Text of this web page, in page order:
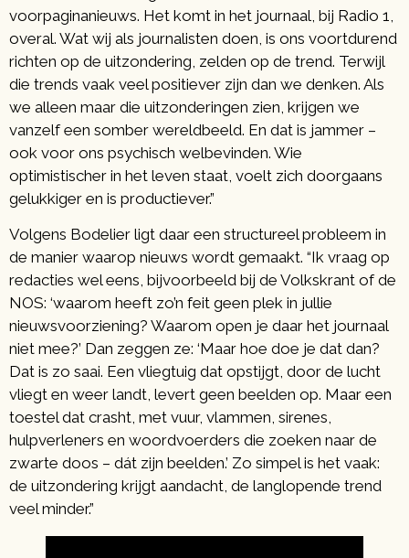
voorpaginanieuws. Het komt in het journaal, bij Radio 1,
overal. Wat wij als journalisten doen, is ons voortdurend
richten op de uitzondering, zelden op de trend. Terwijl
die trends vaak veel positiever zijn dan we denken. Als
we alleen maar die uitzonderingen zien, krijgen we
vanzelf een somber wereldbeeld. En dat is jammer –
ook voor ons psychisch welbevinden. Wie
optimistischer in het leven staat, voelt zich doorgaans
gelukkiger en is productiever.”
Volgens Bodelier ligt daar een structureel probleem in
de manier waarop nieuws wordt gemaakt. “Ik vraag op
redacties wel eens, bijvoorbeeld bij de Volkskrant of de
NOS: ‘waarom heeft zo’n feit geen plek in jullie
nieuwsvoorziening? Waarom open je daar het journaal
niet mee?’ Dan zeggen ze: ‘Maar hoe doe je dat dan?
Dat is zo saai. Een vliegtuig dat opstijgt, door de lucht
vliegt en weer landt, levert geen beelden op. Maar een
toestel dat crasht, met vuur, vlammen, sirenes,
hulpverleners en woordvoerders die zoeken naar de
zwarte doos – dát zijn beelden.’ Zo simpel is het vaak:
de uitzondering krijgt aandacht, de langlopende trend
veel minder.”